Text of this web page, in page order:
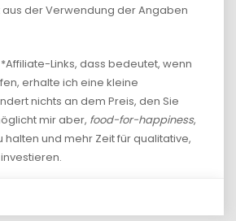
der Verwendung der Angaben
Links, dass bedeutet, wenn
erhalte ich eine kleine
nichts an dem Preis, den Sie
mir aber, food-for-happiness,
halten und mehr Zeit für qualitative,